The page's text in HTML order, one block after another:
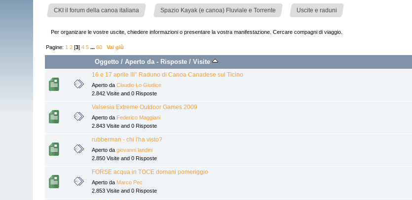
CKI il forum della canoa italiana Spazio Kayak (e canoa) Fluviale e Torrente Uscite e raduni
Per organizare le vostre uscite, chiedere informazioni o presentare la vostra manifestazione. Cercare compagni di viaggio.
Pagine: 1 2 [3]4 5 ...60 Vai giù
Oggetto / Aperto da - Risposte /Visite
16 e 17 aprile III° Raduno di Canoa Canadese sul Ticino
Aperto daClaudio Lo Giudice
2.842 Visite and 0 Risposte
Valsesia Extreme Outdoor Games 2009
Aperto da Federico Maggiani
2.843 Visite and 0 Risposte
rubberman - chi l'ha visto?
Aperto dagiovanni landini
2.850 Visite and 0 Risposte
FORSE acqua in TOCE domani pomeriggio
Aperto da Marco Pec
2.853 Visite and 0 Risposte